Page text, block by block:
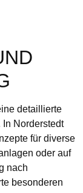
detaillierte
Norderstedt
für diverse
oder auf
nach
besonderen